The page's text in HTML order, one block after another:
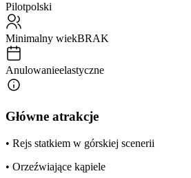
Pilotpolski
Minimalny wiekBRAK
Anulowanieelastyczne
Główne atrakcje
• Rejs statkiem w górskiej scenerii
• Orzeźwiające kąpiele